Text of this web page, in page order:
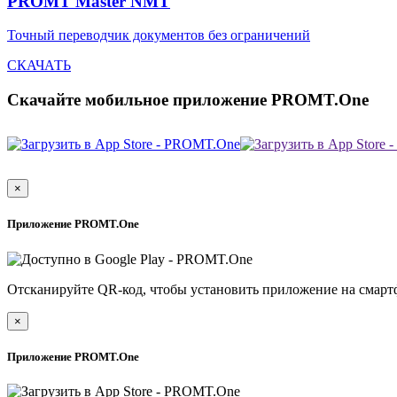
Точный переводчик документов без ограничений
СКАЧАТЬ
Скачайте мобильное приложение PROMT.One
×
Приложение PROMT.One
Отсканируйте QR-код, чтобы установить приложение на
×
Приложение PROMT.One